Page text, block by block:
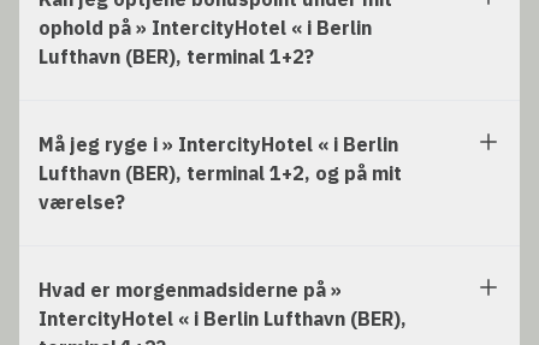
ophold på » IntercityHotel « i Berlin
Lufthavn (BER), terminal 1+2?
Må jeg ryge i » IntercityHotel « i Berlin
Lufthavn (BER), terminal 1+2, og på mit
værelse?
Hvad er morgenmadsiderne på »
IntercityHotel « i Berlin Lufthavn (BER),